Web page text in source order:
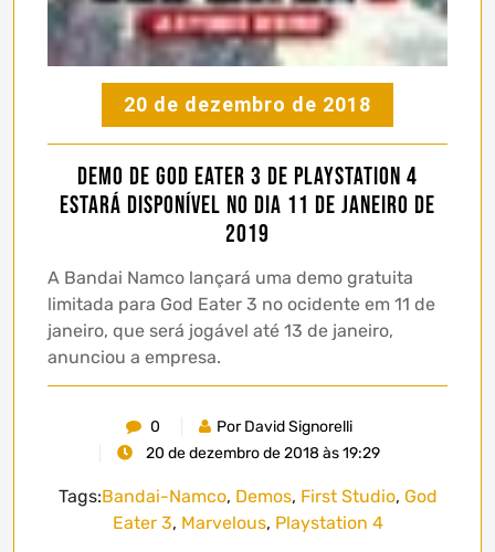
20 de dezembro de 2018
Demo de God Eater 3 de PlayStation 4
estará disponível no dia 11 de Janeiro de
2019
A Bandai Namco lançará uma demo gratuita
limitada para God Eater 3 no ocidente em 11 de
janeiro, que será jogável até 13 de janeiro,
anunciou a empresa.
0
Por David Signorelli
20 de dezembro de 2018 às 19:29
Tags:Bandai-Namco, Demos, First Studio, God
Eater 3, Marvelous, Playstation 4